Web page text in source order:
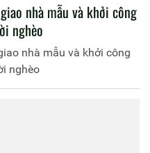
nhà mẫu và khởi công
nghèo
nhà mẫu và khởi công
nghèo